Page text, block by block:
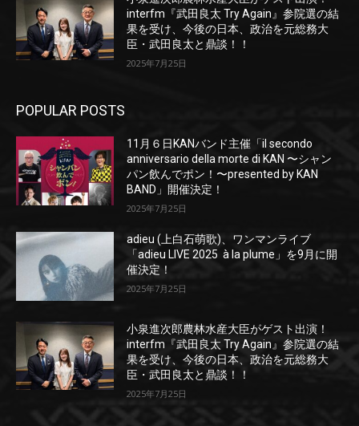
interfm『武田良太 Try Again』参院選の結
果を受け、今後の日本、政治を元総務大
臣・武田良太と鼎談！！
2025年7月25日
POPULAR POSTS
11月６日KANバンド主催「il secondo
anniversario della morte di KAN 〜シャン
パン飲んでポン！〜presented by KAN
BAND」開催決定！
2025年7月25日
adieu (上白石萌歌)、ワンマンライブ
「adieu LIVE 2025 à la plume」を9月に開
催決定！
2025年7月25日
小泉進次郎農林水産大臣がゲスト出演！
interfm『武田良太 Try Again』参院選の結
果を受け、今後の日本、政治を元総務大
臣・武田良太と鼎談！！
2025年7月25日